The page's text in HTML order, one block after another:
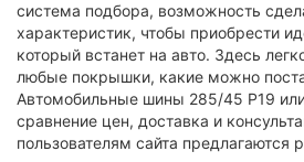
система подбора, возможность
характеристик, чтобы приобрести
который встанет на авто. Здесь
любые покрышки, какие можно
Автомобильные шины 285/45 Р19
сравнение цен, доставка и
пользователям сайта предлагаются